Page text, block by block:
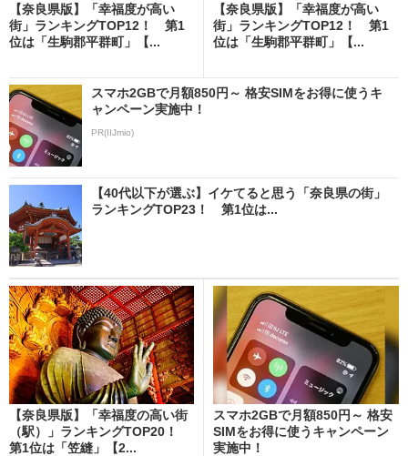
【奈良県版】「幸福度が高い
街」ランキングTOP12！ 第1
位は「生駒郡平群町」【...
【奈良県版】「幸福度が高い
街」ランキングTOP12！ 第1
位は「生駒郡平群町」【...
スマホ2GBで月額850円～ 格安SIMをお得に使うキ
ャンペーン実施中！
PR(IIJmio)
【40代以下が選ぶ】イケてると思う「奈良県の街」
ランキングTOP23！ 第1位は...
【奈良県版】「幸福度の高い街
（駅）」ランキングTOP20！
第1位は「笠縫」【2...
スマホ2GBで月額850円～ 格安
SIMをお得に使うキャンペーン
実施中！